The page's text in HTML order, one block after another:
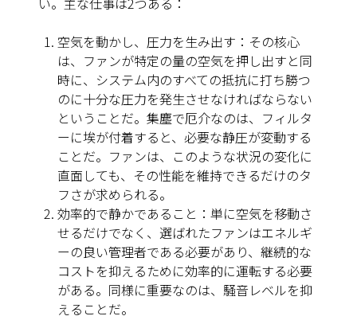
空気を動かし、圧力を生み出す：その核心
は、ファンが特定の量の空気を押し出すと同
時に、システム内のすべての抵抗に打ち勝つ
のに十分な圧力を発生させなければならない
ということだ。集塵で厄介なのは、フィルタ
ーに埃が付着すると、必要な静圧が変動する
ことだ。ファンは、このような状況の変化に
直面しても、その性能を維持できるだけのタ
フさが求められる。
効率的で静かであること：単に空気を移動さ
せるだけでなく、選ばれたファンはエネルギ
ーの良い管理者である必要があり、継続的な
コストを抑えるために効率的に運転する必要
がある。同様に重要なのは、騒音レベルを抑
えることだ。